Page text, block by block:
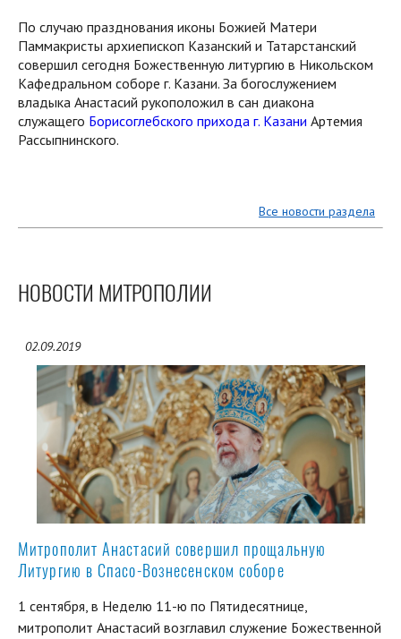
По случаю празднования иконы Божией Матери
Паммакристы архиепископ Казанский и Татарстанский
совершил сегодня Божественную литургию в Никольском
Кафедральном соборе г. Казани. За богослужением
владыка Анастасий рукоположил в сан диакона
служащего Борисоглебского прихода г. Казани Артемия
Рассыпнинского.
Все новости раздела
НОВОСТИ МИТРОПОЛИИ
02.09.2019
Митрополит Анастасий совершил прощальную
Литургию в Спасо-Вознесенском соборе
1 сентября, в Неделю 11-ю по Пятидесятнице,
митрополит Анастасий возглавил служение Божественной